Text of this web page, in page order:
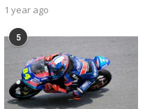
1 year ago
5